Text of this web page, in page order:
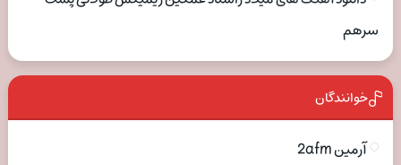
سرهم
خوانندگان
آرمین 2afm